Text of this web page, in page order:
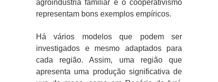
agroindústria familiar e o cooperativismo
representam bons exemplos empíricos.
Há vários modelos que podem ser
investigados e mesmo adaptados para
cada região. Assim, uma região que
apresenta uma produção significativa de